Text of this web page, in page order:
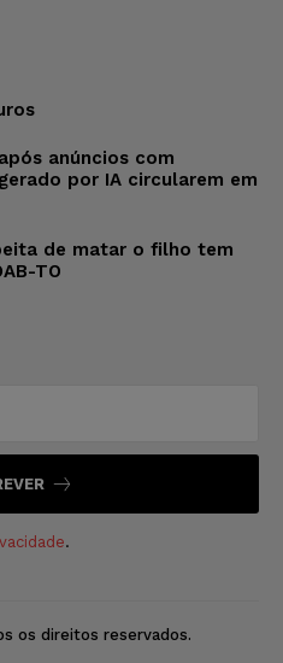
anúncios com
por IA circularem em
de matar o filho tem
TO
.
os direitos reservados.